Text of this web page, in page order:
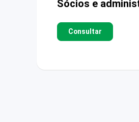
Sócios e
Consultar